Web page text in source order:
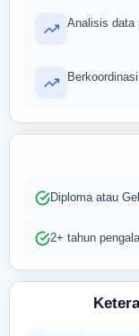
Analisis data
Diploma atau
2+ tahun